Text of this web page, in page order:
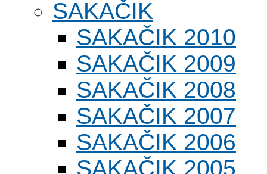
SAKAČIK
SAKAČIK 2010
SAKAČIK 2009
SAKAČIK 2008
SAKAČIK 2007
SAKAČIK 2006
SAKAČIK 2005